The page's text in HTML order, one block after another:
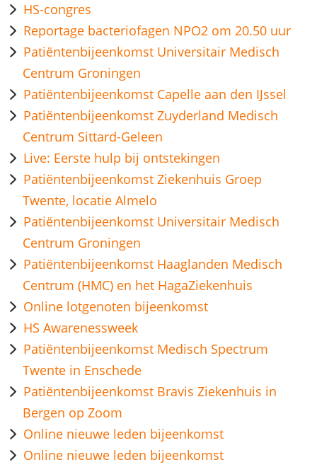
HS-congres
Reportage bacteriofagen NPO2 om 20.50 uur
Patiëntenbijeenkomst Universitair Medisch
Centrum Groningen
Patiëntenbijeenkomst Capelle aan den IJssel
Patiëntenbijeenkomst Zuyderland Medisch
Centrum Sittard-Geleen
Live: Eerste hulp bij ontstekingen
Patiëntenbijeenkomst Ziekenhuis Groep
Twente, locatie Almelo
Patiëntenbijeenkomst Universitair Medisch
Centrum Groningen
Patiëntenbijeenkomst Haaglanden Medisch
Centrum (HMC) en het HagaZiekenhuis
Online lotgenoten bijeenkomst
HS Awarenessweek
Patiëntenbijeenkomst Medisch Spectrum
Twente in Enschede
Patiëntenbijeenkomst Bravis Ziekenhuis in
Bergen op Zoom
Online nieuwe leden bijeenkomst
Online nieuwe leden bijeenkomst